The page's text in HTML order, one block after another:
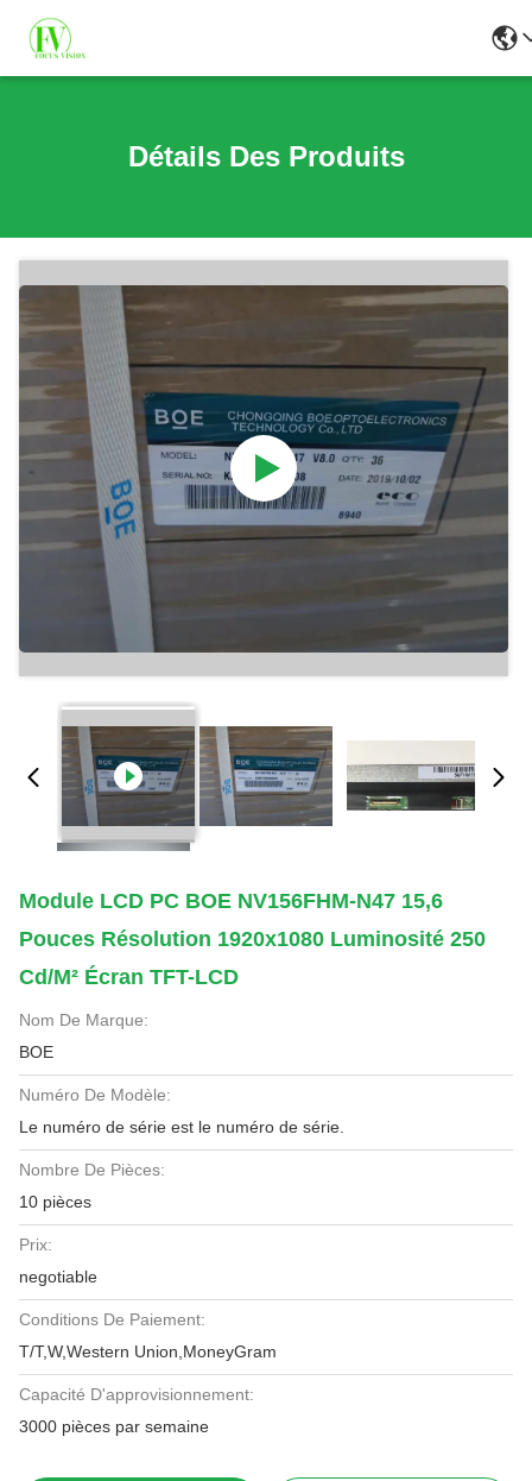
Détails Des Produits
Module LCD PC BOE NV156FHM-N47 15,6
Pouces Résolution 1920x1080 Luminosité 250
Cd/m² Écran TFT-LCD
Nom De Marque:
BOE
Numéro De Modèle:
Le numéro de série est le numéro de série.
Nombre De Pièces:
10 pièces
Prix:
negotiable
Conditions De Paiement:
T/T,W,Western Union,MoneyGram
Capacité D'approvisionnement:
3000 pièces par semaine